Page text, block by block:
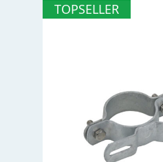
TOPSELLER